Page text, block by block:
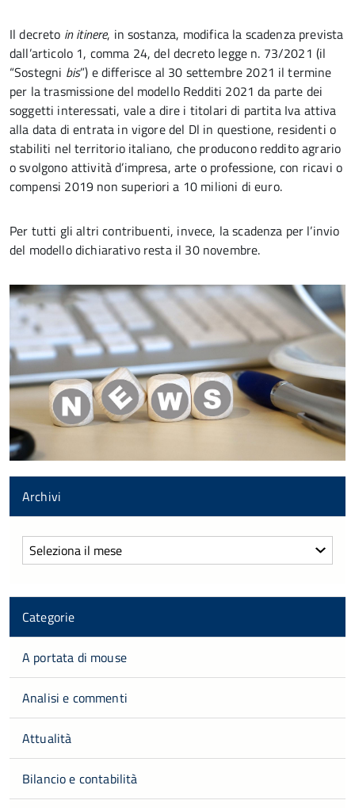
Il decreto in itinere, in sostanza, modifica la scadenza prevista
dall’articolo 1, comma 24, del decreto legge n. 73/2021 (il
“Sostegni bis”) e differisce al 30 settembre 2021 il termine
per la trasmissione del modello Redditi 2021 da parte dei
soggetti interessati, vale a dire i titolari di partita Iva attiva
alla data di entrata in vigore del Dl in questione, residenti o
stabiliti nel territorio italiano, che producono reddito agrario
o svolgono attività d’impresa, arte o professione, con ricavi o
compensi 2019 non superiori a 10 milioni di euro.
Per tutti gli altri contribuenti, invece, la scadenza per l’invio
del modello dichiarativo resta il 30 novembre.
Archivi
Archivi
Categorie
A portata di mouse
Analisi e commenti
Attualità
Bilancio e contabilità